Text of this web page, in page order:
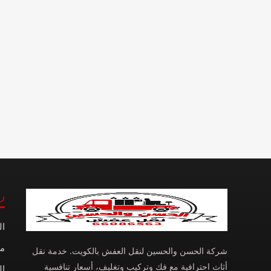
شركة الحسن والحسين لنقل العفش بالكويت. خدمة نقل
أثاث احترافية مع فك وتركيب وتغليف، أسعار تنافسية